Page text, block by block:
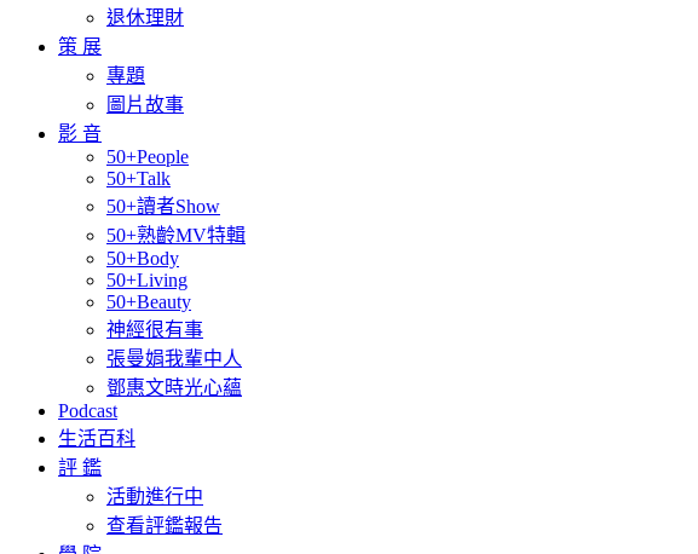
退休理財
策 展
專題
圖片故事
影 音
50+People
50+Talk
50+讀者Show
50+熟齡MV特輯
50+Body
50+Living
50+Beauty
神經很有事
張曼娟我輩中人
鄧惠文時光心蘊
Podcast
生活百科
評 鑑
活動進行中
查看評鑑報告